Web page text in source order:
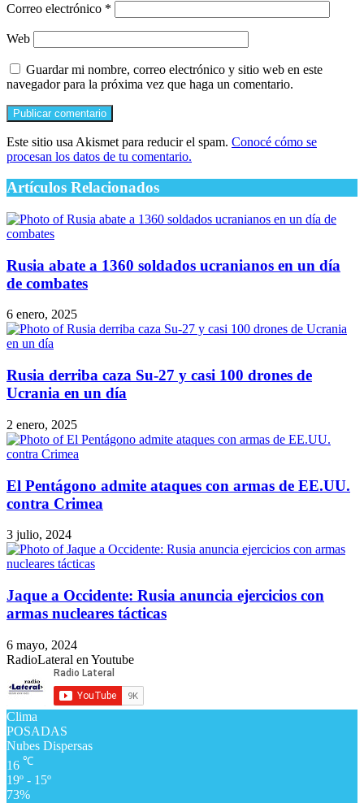
Correo electrónico *
Web
Guardar mi nombre, correo electrónico y sitio web en este
navegador para la próxima vez que haga un comentario.
Este sitio usa Akismet para reducir el spam. Conocé cómo se
procesan los datos de tu comentario.
Artículos Relacionados
Rusia abate a 1360 soldados ucranianos en un día
de combates
6 enero, 2025
Rusia derriba caza Su-27 y casi 100 drones de
Ucrania en un día
2 enero, 2025
El Pentágono admite ataques con armas de EE.UU.
contra Crimea
3 julio, 2024
Jaque a Occidente: Rusia anuncia ejercicios con
armas nucleares tácticas
6 mayo, 2024
RadioLateral en Youtube
Clima
POSADAS
Nubes Dispersas
16 ℃
19º - 15º
73%